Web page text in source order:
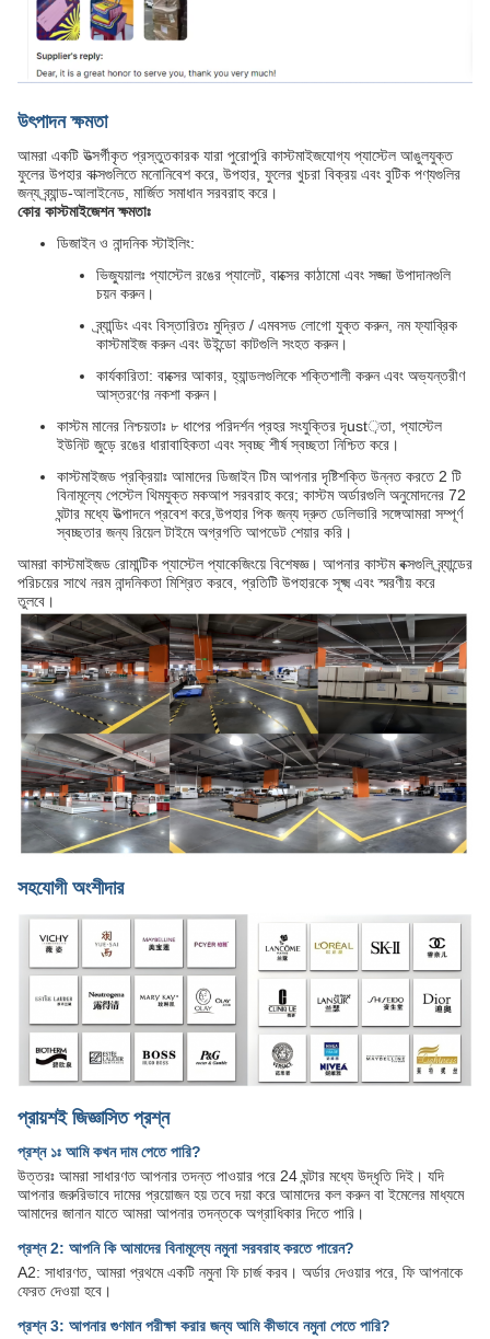
উৎপাদন ক্ষমতা
আমরা একটি উত্সর্গীকৃত প্রস্তুতকারক যারা পুরোপুরি কাস্টমাইজযোগ্য প্যাস্টেল আঙুলযুক্ত
ফুলের উপহার বাক্সগুলিতে মনোনিবেশ করে, উপহার, ফুলের খুচরা বিক্রয় এবং বুটিক পণ্যগুলির
জন্য ব্র্যান্ড-আলাইনেড, মার্জিত সমাধান সরবরাহ করে।
কোর কাস্টমাইজেশন ক্ষমতাঃ
ডিজাইন ও নান্দনিক স্টাইলিং:
ভিজ্যুয়ালঃ প্যাস্টেল রঙের প্যালেট, বাক্সের কাঠামো এবং সজ্জা উপাদানগুলি
চয়ন করুন।
ব্র্যান্ডিং এবং বিস্তারিতঃ মুদ্রিত / এমবসড লোগো যুক্ত করুন, নম ফ্যাব্রিক
কাস্টমাইজ করুন এবং উইন্ডো কাটগুলি সংহত করুন।
কার্যকারিতা: বাক্সের আকার, হ্যান্ডলগুলিকে শক্তিশালী করুন এবং অভ্যন্তরীণ
আস্তরণের নকশা করুন।
কাস্টম মানের নিশ্চয়তাঃ ৮ ধাপের পরিদর্শন প্রহর সংযুক্তির দৃust়তা, প্যাস্টেল
ইউনিট জুড়ে রঙের ধারাবাহিকতা এবং স্বচ্ছ শীর্ষ স্বচ্ছতা নিশ্চিত করে।
কাস্টমাইজড প্রক্রিয়াঃ আমাদের ডিজাইন টিম আপনার দৃষ্টিশক্তি উন্নত করতে 2 টি
বিনামূল্যে পেস্টেল থিমযুক্ত মকআপ সরবরাহ করে; কাস্টম অর্ডারগুলি অনুমোদনের 72
ঘন্টার মধ্যে উত্পাদনে প্রবেশ করে,উপহার পিক জন্য দ্রুত ডেলিভারি সঙ্গেআমরা সম্পূর্ণ
স্বচ্ছতার জন্য রিয়েল টাইমে অগ্রগতি আপডেট শেয়ার করি।
আমরা কাস্টমাইজড রোমান্টিক প্যাস্টেল প্যাকেজিংয়ে বিশেষজ্ঞ। আপনার কাস্টম বক্সগুলি ব্র্যান্ডের
পরিচয়ের সাথে নরম নান্দনিকতা মিশ্রিত করবে, প্রতিটি উপহারকে সূক্ষ্ম এবং স্মরণীয় করে
তুলবে।
সহযোগী অংশীদার
প্রায়শই জিজ্ঞাসিত প্রশ্ন
প্রশ্ন ১ঃ আমি কখন দাম পেতে পারি?
উত্তরঃ আমরা সাধারণত আপনার তদন্ত পাওয়ার পরে 24 ঘন্টার মধ্যে উদ্ধৃতি দিই। যদি
আপনার জরুরিভাবে দামের প্রয়োজন হয় তবে দয়া করে আমাদের কল করুন বা ইমেলের মাধ্যমে
আমাদের জানান যাতে আমরা আপনার তদন্তকে অগ্রাধিকার দিতে পারি।
প্রশ্ন 2: আপনি কি আমাদের বিনামূল্যে নমুনা সরবরাহ করতে পারেন?
A2: সাধারণত, আমরা প্রথমে একটি নমুনা ফি চার্জ করব। অর্ডার দেওয়ার পরে, ফি আপনাকে
ফেরত দেওয়া হবে।
প্রশ্ন 3: আপনার গুণমান পরীক্ষা করার জন্য আমি কীভাবে নমুনা পেতে পারি?